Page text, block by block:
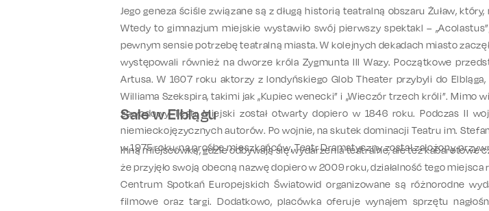
Jego geneza ściśle związane są z długą historią teatralną obszaru Żuław,
Wtedy to gimnazjum miejskie wystawiło swój pierwszy spektakl –
pewnym sensie potrzebę teatralną miasta. W kolejnych dekadach miasto
występowali również na dworze króla Zygmunta III Wazy. Początkowe
Artusa. W 1607 roku aktorzy z londyńskiego Glob Theater przybyli do
Williama Szekspira, takimi jak „Kupiec wenecki” i „Wieczór trzech króli”.
zawodowy Teatr Miejski został otwarty dopiero w 1846 roku. Podczas II
niemieckojęzycznych autorów. Po wojnie, na skutek dominacji Teatru im.
w 1975 roku, na prośbę mieszkańców, Teatr Dramatyczny został założony,
Sale w Elblągu
Inną miejscówką, gdzie odbywają się wydarzenia teatralne, ale też kabaretowe
że przyjęło swoją obecną nazwę dopiero w 2009 roku, działalność tego
Centrum Spotkań Europejskich Światowid organizowane są różnorodne
filmowe oraz targi. Dodatkowo, placówka oferuje wynajem sprzętu